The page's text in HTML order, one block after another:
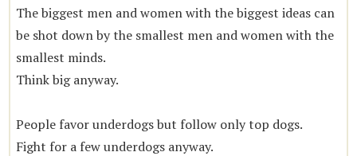
The biggest men and women with the biggest ideas can
be shot down by the smallest men and women with the
smallest minds.
Think big anyway.
People favor underdogs but follow only top dogs.
Fight for a few underdogs anyway.